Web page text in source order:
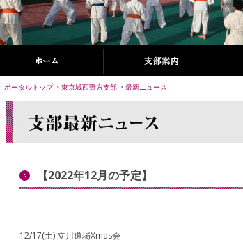
ポータルトップ> 東京城西野方支部 > 最新ニュース
【2022年12月の予定】
12/17(土) 立川道場Xmas会